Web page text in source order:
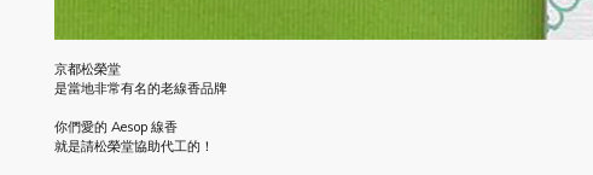
京都松榮堂
是當地非常有名的老線香品牌
你們愛的 Aesop 線香
就是請松榮堂協助代工的！